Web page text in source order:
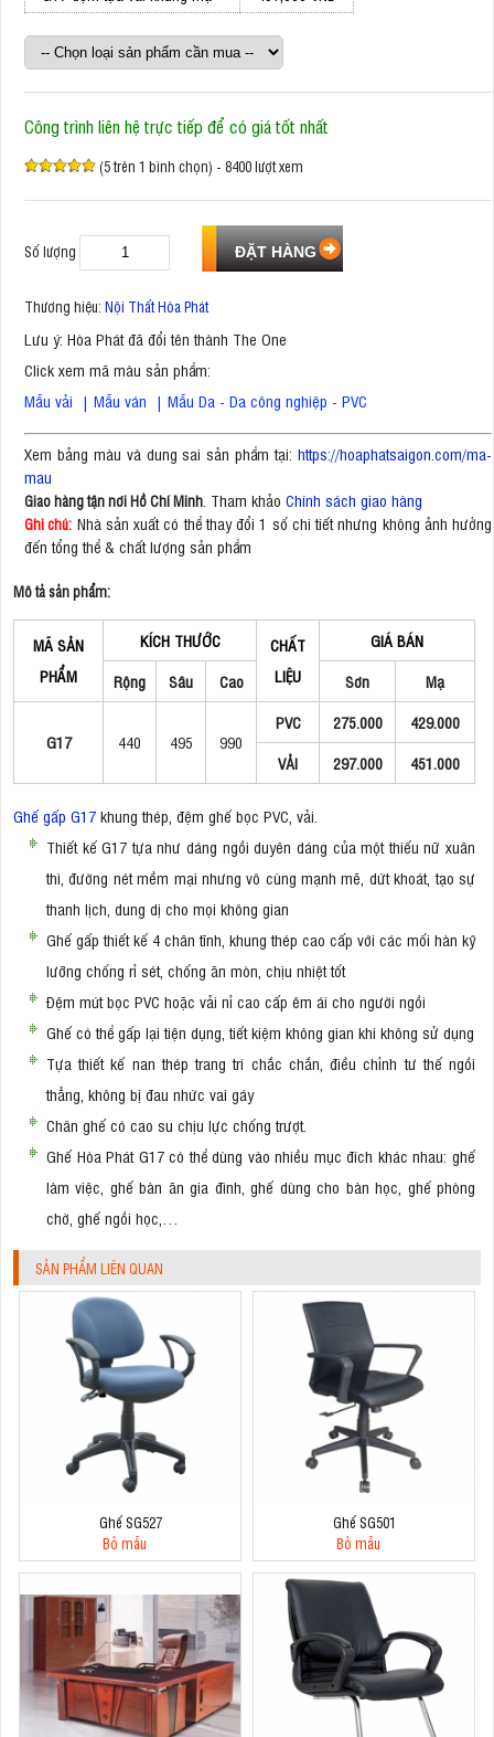
Công trình liên hệ trực tiếp để có giá tốt nhất
(5 trên 1 bình chọn) - 8400 lượt xem
Số lượng
Thương hiệu: Nội Thất Hòa Phát
Lưu ý: Hòa Phát đã đổi tên thành The One
Click xem mã màu sản phẩm:
Mẫu vải | Mẫu ván | Mẫu Da - Da công nghiệp - PVC
Xem bảng màu và dung sai sản phẩm tại: https://hoaphatsaigon.com/ma-
mau
Giao hàng tận nơi Hồ Chí Minh . Tham khảo Chính sách giao hàng
Ghi chú: Nhà sản xuất có thể thay đổi 1 số chi tiết nhưng không ảnh hưởng
đến tổng thể & chất lượng sản phẩm
Mô tả sản phẩm:
MÃ SẢN
PHẨM
KÍCH THƯỚC
CHẤT
LIỆU
GIÁ BÁN
Rộng
Sâu Cao Sơn Mạ
G17 440 495 990
PVC 275.000
429.000
VẢI
297.000 451.000
Ghế gấp G17 khung thép, đệm ghế bọc PVC, vải.
Thiết kế G17 tựa như dáng ngồi duyên dáng của một thiếu nữ xuân
thì, đường nét mềm mại nhưng vô cùng mạnh mẽ, dứt khoát, tạo sự
thanh lịch, dung dị cho mọi không gian
Ghế gấp thiết kế 4 chân tĩnh, khung thép cao cấp với các mối hàn kỹ
lưỡng chống rỉ sét, chống ăn mòn, chịu nhiệt tốt
Đệm mút bọc PVC hoặc vải nỉ cao cấp êm ái cho người ngồi
Ghế có thể gấp lại tiện dụng, tiết kiệm không gian khi không sử dụng
Tựa thiết kế nan thép trang trí chắc chắn, điều chỉnh tư thế ngồi
thẳng, không bị đau nhức vai gáy
Chân ghế có cao su chịu lực chống trượt.
Ghế Hòa Phát G17 có thể dùng vào nhiều mục đích khác nhau: ghế
làm việc, ghế bàn ăn gia đình, ghế dùng cho bàn học, ghế phòng
chờ, ghế ngồi học,…
SẢN PHẨM LIÊN QUAN
Ghế SG527
Bỏ mẫu
Ghế SG501
Bỏ mẫu